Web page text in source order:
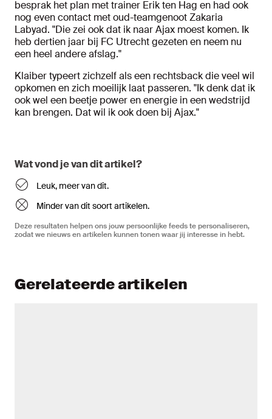
besprak het plan met trainer Erik ten Hag en had ook
nog even contact met oud-teamgenoot Zakaria
Labyad. "Die zei ook dat ik naar Ajax moest komen. Ik
heb dertien jaar bij FC Utrecht gezeten en neem nu
een heel andere afslag."
Klaiber typeert zichzelf als een rechtsback die veel wil
opkomen en zich moeilijk laat passeren. "Ik denk dat ik
ook wel een beetje power en energie in een wedstrijd
kan brengen. Dat wil ik ook doen bij Ajax."
Wat vond je van dit artikel?
Leuk, meer van dit.
Minder van dit soort artikelen.
Deze resultaten helpen ons jouw persoonlijke feeds te personaliseren,
zodat we nieuws en artikelen kunnen tonen waar jij interesse in hebt.
Gerelateerde artikelen